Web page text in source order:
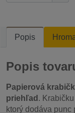
Popis
Popis
Papierová
priehľad .
ktorý dodáva